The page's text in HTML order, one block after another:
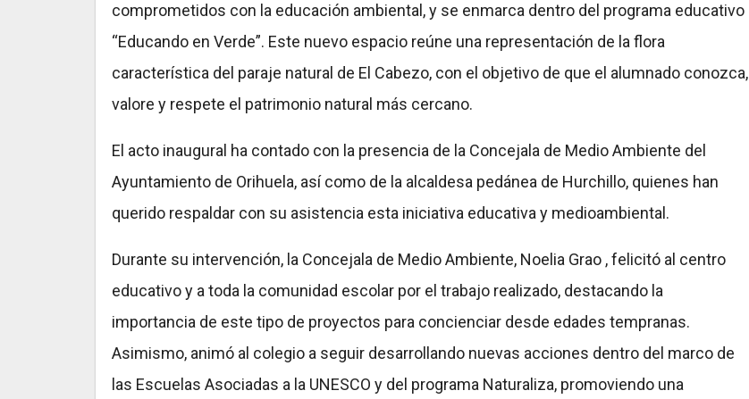
comprometidos con la educación ambiental, y se enmarca dentro del programa educativo
“Educando en Verde”. Este nuevo espacio reúne una representación de la flora
característica del paraje natural de El Cabezo, con el objetivo de que el alumnado conozca,
valore y respete el patrimonio natural más cercano.
El acto inaugural ha contado con la presencia de la Concejala de Medio Ambiente del
Ayuntamiento de Orihuela, así como de la alcaldesa pedánea de Hurchillo, quienes han
querido respaldar con su asistencia esta iniciativa educativa y medioambiental.
Durante su intervención, la Concejala de Medio Ambiente, Noelia Grao , felicitó al centro
educativo y a toda la comunidad escolar por el trabajo realizado, destacando la
importancia de este tipo de proyectos para concienciar desde edades tempranas.
Asimismo, animó al colegio a seguir desarrollando nuevas acciones dentro del marco de
las Escuelas Asociadas a la UNESCO y del programa Naturaliza, promoviendo una